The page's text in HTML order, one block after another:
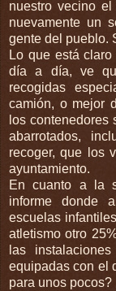
nuestro vecino
nuevamente un
gente del pueblo.
Lo que está
día a día, ve
recogidas
camión, o mejor
los
abarrotados,
recoger, que los
ayuntamiento.
En cuanto a la
informe donde
escuelas
atletismo otro
las
equipadas con el
para unos